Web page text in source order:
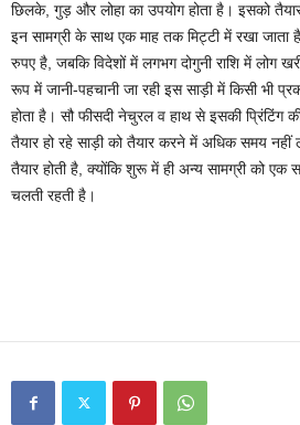
छिलके, गुड़ और लोहा का उपयोग होता है। इसको
इन सामग्री के साथ एक माह तक मिट्टी में रखा जाता
रुपए है, जबकि विदेशों में लगभग दोगुनी राशि में लोग
रूप में जानी-पहचानी जा रही इस साड़ी में किसी भी
होता है। सौ फीसदी नेचुरल व हाथ से इसकी प्रिंटिंग
तैयार हो रहे साड़ी को तैयार करने में अधिक समय नहीं
तैयार होती है, क्योंकि शुरू में ही अन्य सामग्री को एक
चलती रहती है।